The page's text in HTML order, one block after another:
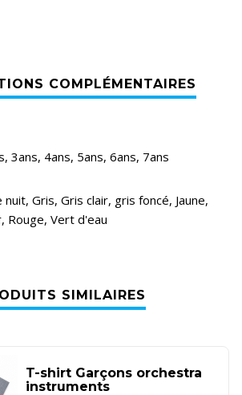
3ans, 4ans, 5ans, 6ans, 7ans
nuit, Gris, Gris clair, gris foncé, Jaune,
Rouge, Vert d'eau
SIMILAIRES
T-shirt Garçons orchestra
instruments